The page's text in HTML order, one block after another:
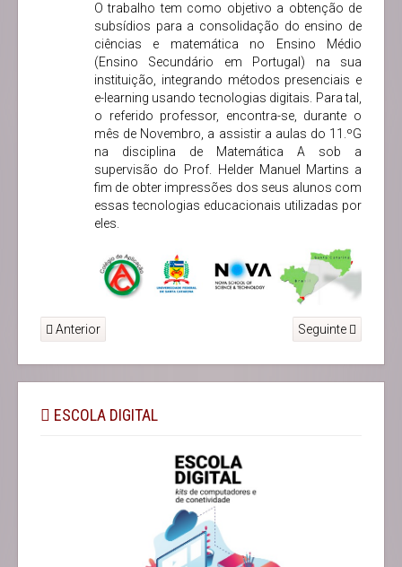
O trabalho tem como objetivo a obtenção de
subsídios para a consolidação do ensino de
ciências e matemática no Ensino Médio
(Ensino Secundário em Portugal) na sua
instituição, integrando métodos presenciais e
e-learning usando tecnologias digitais. Para tal,
o referido professor, encontra-se, durante o
mês de Novembro, a assistir a aulas do 11.ºG
na disciplina de Matemática A sob a
supervisão do Prof. Helder Manuel Martins a
fim de obter impressões dos seus alunos com
essas tecnologias educacionais utilizadas por
eles.
Anterior Seguinte
ESCOLA DIGITAL